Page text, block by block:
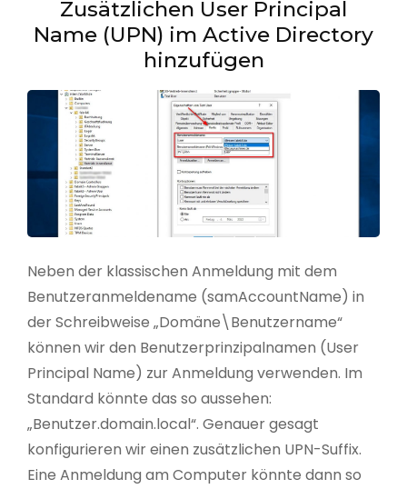
Zusätzlichen User Principal
Name (UPN) im Active Directory
hinzufügen
Neben der klassischen Anmeldung mit dem
Benutzeranmeldename (samAccountName) in
der Schreibweise „Domäne\Benutzername“
können wir den Benutzerprinzipalnamen (User
Principal Name) zur Anmeldung verwenden. Im
Standard könnte das so aussehen:
„Benutzer.domain.local“. Genauer gesagt
konfigurieren wir einen zusätzlichen UPN-Suffix.
Eine Anmeldung am Computer könnte dann so